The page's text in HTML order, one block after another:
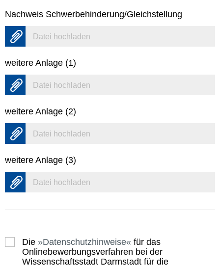
Nachweis Schwerbehinderung/Gleichstellung
Datei hochladen
weitere Anlage (1)
Datei hochladen
weitere Anlage (2)
Datei hochladen
weitere Anlage (3)
Datei hochladen
Die Datenschutzhinweise
für das
Onlinebewerbungsverfahren bei der
Wissenschaftsstadt Darmstadt für die